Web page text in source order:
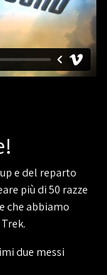
e del reparto
più di 50 razze
che abbiamo
due messi